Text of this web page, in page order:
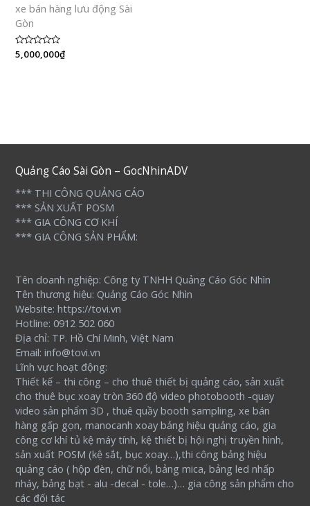
xe bán hàng lưu động Sài
Gòn
Được
xếp
5,000,000₫
Quảng Cáo Sài Gòn – GocNhinADV
*** THI CÔNG QUẢNG CÁO
*** SẢN XUẤT POSM
*** GIA CÔNG CƠ KHÍ
*** GIA CÔNG SẢN PHẨM:
Tên doanh nghiệp: Công ty TNHH Quảng Cáo Góc Nhìn
Tên thương hiệu: Quảng Cáo Góc Nhìn
Website: https://tovi.vn
Hotline: 0912 502 060
Địa chỉ: TP. Hồ Chí Minh, Việt Nam
Email: info@tovi.vn
Lĩnh vực hoạt động:
Thiết kế – thi công – cho thuê thiết bị quảng cáo, sản xuất
cho thuê bục xoay tròn 360 độ video photobooth -quay
video sản phẩm 3D , thuê quầy booth sampling, xe bán
hàng gấp gọn, manocanh xoay bảng hiệu quảng cáo, gia
công cơ khí tủ kệ máy tính, kệ thiết bị hội nghị truyền hình,
sản xuất POSM (kệ sắt, bục xoay…),thi công bảng hiệu
quảng cáo ( hộp đèn, chữ nổi, bảng mica, bảng led nhấp
nháy, bảng bạt - alu -decal - tole…)… gia công sản phẩm cho
các đối tác